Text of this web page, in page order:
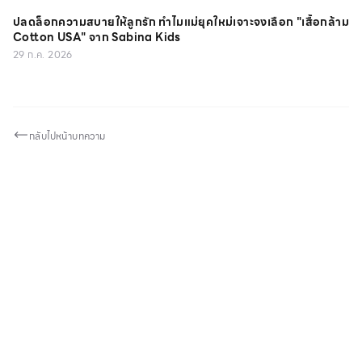
ปลดล็อกความสบายให้ลูกรัก ทำไมแม่ยุคใหม่เจาะจงเลือก "เสื้อกล้าม
Cotton USA" จาก Sabina Kids
29 ก.ค. 2026
กลับไปหน้าบทความ